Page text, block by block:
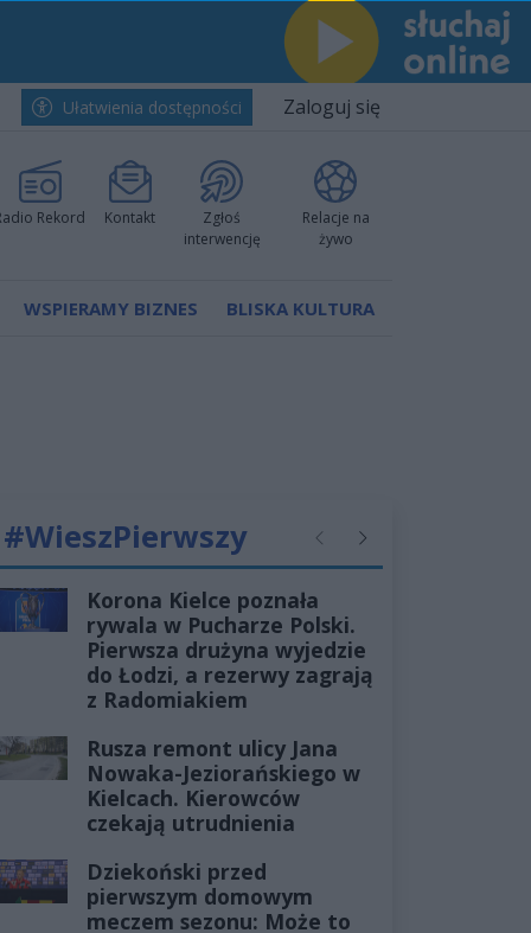
Ułatwienia dostępności Zaloguj się
Rekord Kontakt
Zgłoś
interwencję
Relacje na
żywo
WSPIERAMY BIZNES BLISKA KULTURA
#WieszPierwszy PoprzednieNastępne
Korona Kielce poznała
rywala w Pucharze Polski.
Pierwsza drużyna wyjedzie
do Łodzi, a rezerwy zagrają
z Radomiakiem
Rusza remont ulicy Jana
Nowaka-Jeziorańskiego w
Kielcach. Kierowców
czekają utrudnienia
Dziekoński przed
pierwszym domowym
meczem sezonu: Może to